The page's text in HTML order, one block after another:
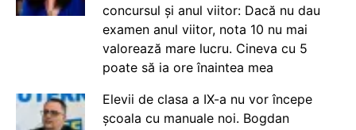
concursul și anul viitor: Dacă nu dau
examen anul viitor, nota 10 nu mai
valorează mare lucru. Cineva cu 5
poate să ia ore înaintea mea
Elevii de clasa a IX-a nu vor începe
școala cu manuale noi. Bogdan